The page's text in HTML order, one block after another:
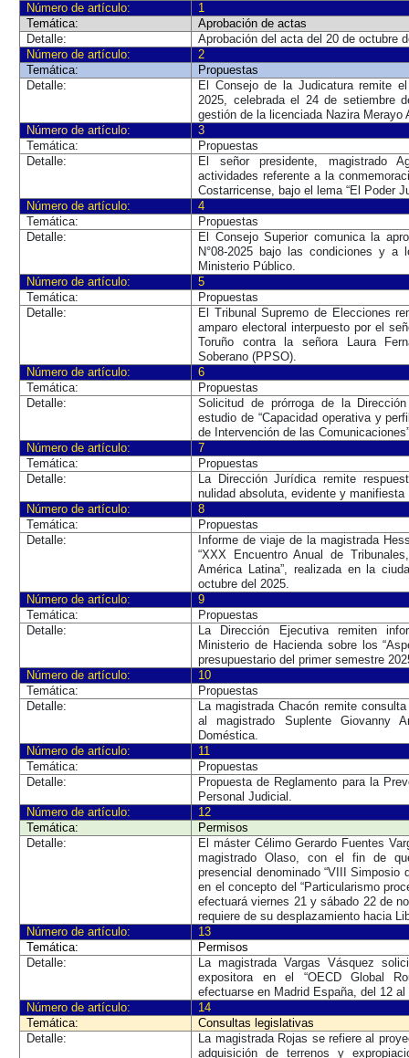
Número de artículo:
1
Temática:
Aprobación de actas
Detalle:
Aprobación del acta del 20 de octubre
Número de artículo:
2
Temática:
Propuestas
Detalle:
El Consejo de la Judicatura remite
2025, celebrada el 24 de setiembre
gestión de la licenciada Nazira Merayo
Número de artículo:
3
Temática:
Propuestas
Detalle:
El señor presidente, magistrado
actividades referente a la
Costarricense, bajo el lema “El Poder
Número de artículo:
4
Temática:
Propuestas
Detalle:
El Consejo Superior comunica la
N°08-2025 bajo las condiciones y
Ministerio Público.
Número de artículo:
5
Temática:
Propuestas
Detalle:
El Tribunal Supremo de Elecciones
amparo electoral interpuesto por el
Toruño contra la señora Laura
Soberano (PPSO).
Número de artículo:
6
Temática:
Propuestas
Detalle:
Solicitud de prórroga de la
estudio de “Capacidad operativa y
de Intervención de las
Número de artículo:
7
Temática:
Propuestas
Detalle:
La Dirección Jurídica remite
nulidad absoluta, evidente y manifiesta
Número de artículo:
8
Temática:
Propuestas
Detalle:
Informe de viaje de la magistrada
“XXX Encuentro Anual de
América Latina”, realizada en la
octubre del 2025.
Número de artículo:
9
Temática:
Propuestas
Detalle:
La Dirección Ejecutiva remiten
Ministerio de Hacienda sobre los
presupuestario del primer semestre
Número de artículo:
10
Temática:
Propuestas
Detalle:
La magistrada Chacón remite
al magistrado Suplente Giovanny
Doméstica.
Número de artículo:
11
Temática:
Propuestas
Detalle:
Propuesta de Reglamento para la
Personal Judicial.
Número de artículo:
12
Temática:
Permisos
Detalle:
El máster Célimo Gerardo Fuentes
magistrado Olaso, con el fin de
presencial denominado “VIII Simposio
en el concepto del “Particularismo
efectuará viernes 21 y sábado 22 de
requiere de su desplazamiento hacia
Número de artículo:
13
Temática:
Permisos
Detalle:
La magistrada Vargas Vásquez
expositora en el “OECD Global
efectuarse en Madrid España, del 12
Número de artículo:
14
Temática:
Consultas legislativas
Detalle:
La magistrada Rojas se refiere al
adquisición de terrenos y